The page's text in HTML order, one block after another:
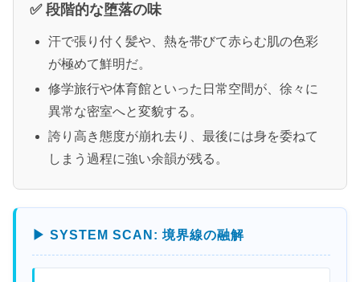
✅ 段階的な堕落の味
汗で張り付く髪や、熱を帯びて赤らむ肌の色彩
が極めて鮮明だ。
修学旅行や体育館といった日常空間が、徐々に
異常な密室へと変貌する。
誇り高き態度が崩れ去り、最後には身を委ねて
しまう過程に強い余韻が残る。
▶ SYSTEM SCAN: 境界線の融解